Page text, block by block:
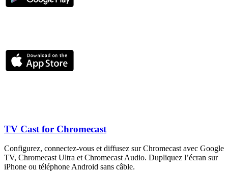
TV Cast for Chromecast
Configurez, connectez-vous et diffusez sur Chromecast avec Google
TV, Chromecast Ultra et Chromecast Audio. Dupliquez l’écran sur
iPhone ou téléphone Android sans câble.